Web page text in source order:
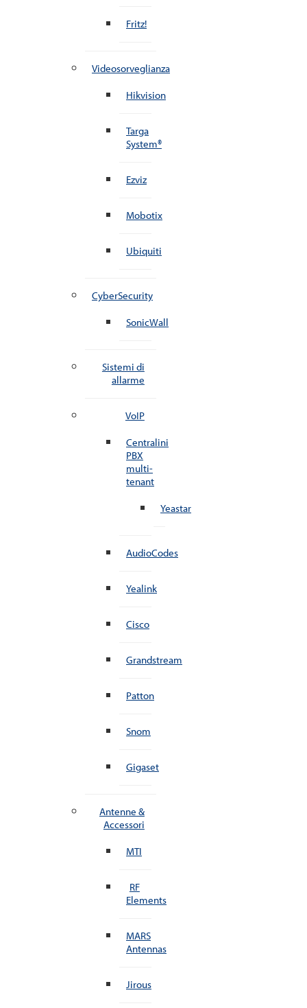
Fritz!
Videosorveglianza
Hikvision
Targa
System®
Ezviz
Mobotix
Ubiquiti
CyberSecurity
SonicWall
Sistemi di
allarme
VoIP
Centralini
PBX
multi-
tenant
Yeastar
AudioCodes
Yealink
Cisco
Grandstream
Patton
Snom
Gigaset
Antenne &
Accessori
MTI
RF
Elements
MARS
Antennas
Jirous